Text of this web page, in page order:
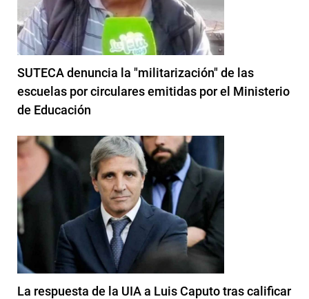
SUTECA denuncia la "militarización" de las
escuelas por circulares emitidas por el Ministerio
de Educación
La respuesta de la UIA a Luis Caputo tras calificar